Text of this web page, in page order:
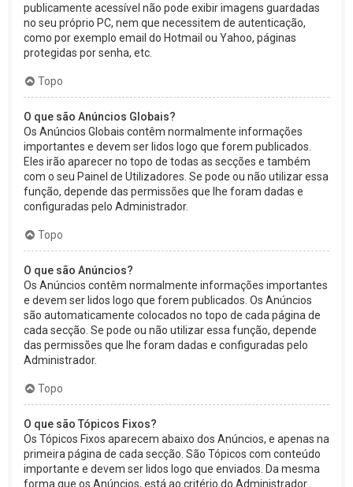
publicamente acessível não pode exibir imagens guardadas
no seu próprio PC, nem que necessitem de autenticação,
como por exemplo email do Hotmail ou Yahoo, páginas
protegidas por senha, etc.
Topo
O que são Anúncios Globais?
Os Anúncios Globais contêm normalmente informações
importantes e devem ser lidos logo que forem publicados.
Eles irão aparecer no topo de todas as secções e também
com o seu Painel de Utilizadores. Se pode ou não utilizar essa
função, depende das permissões que lhe foram dadas e
configuradas pelo Administrador.
Topo
O que são Anúncios?
Os Anúncios contêm normalmente informações importantes
e devem ser lidos logo que forem publicados. Os Anúncios
são automaticamente colocados no topo de cada página de
cada secção. Se pode ou não utilizar essa função, depende
das permissões que lhe foram dadas e configuradas pelo
Administrador.
Topo
O que são Tópicos Fixos?
Os Tópicos Fixos aparecem abaixo dos Anúncios, e apenas na
primeira página de cada secção. São Tópicos com conteúdo
importante e devem ser lidos logo que enviados. Da mesma
forma que os Anúncios, está ao critério do Administrador